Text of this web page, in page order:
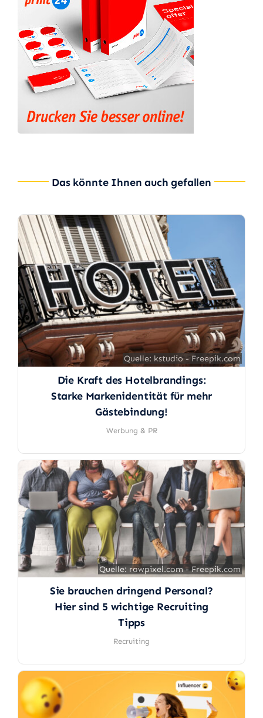
Das könnte Ihnen auch gefallen
Quelle: kstudio - Freepik.com
Die Kraft des Hotelbrandings:
Starke Markenidentität für mehr
Gästebindung!
Werbung & PR
Quelle: rawpixel.com - Freepik.com
Sie brauchen dringend Personal?
Hier sind 5 wichtige Recruiting
Tipps
Recruiting